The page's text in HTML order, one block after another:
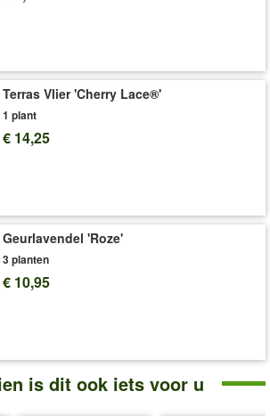
hiervoor bij voorkeur een meststof
hortensia's (bijv. art.nr.
cm-pot, ca. 15-20 cm hoog
en Verzorgingstips
Terras Vlier 'Cherry Lace®'
1 plant
€ 14,25
Geurlavendel 'Roze'
3 planten
€ 10,95
is dit ook iets voor u